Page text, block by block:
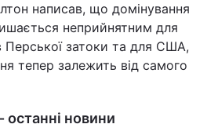
написав, що домінування
неприйнятним для
затоки та для США,
тепер залежить від самого
останні новини